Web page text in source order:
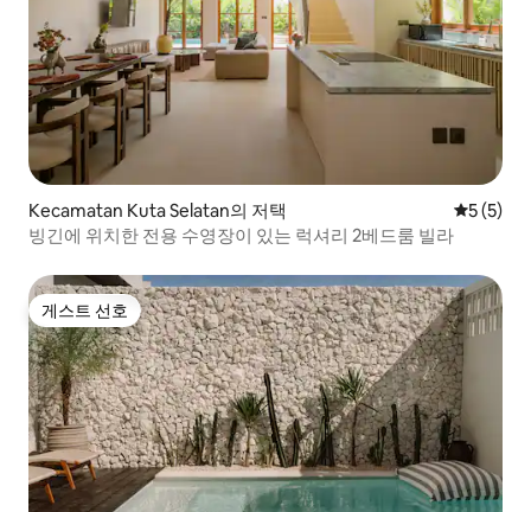
Kecamatan Kuta Selatan의 저택 평점 5점
5 (5)
빙긴에 위치한 전용 수영장이 있는 럭셔리 2베드룸 빌라
게스트 선호
게스트 선호